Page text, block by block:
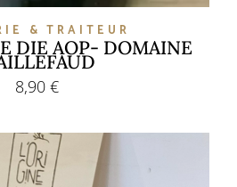
& TRAITEUR
DIE AOP- DOMAINE
8,90€